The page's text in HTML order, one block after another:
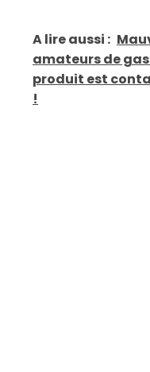
A lire aussi :
amateurs de
produit est
!